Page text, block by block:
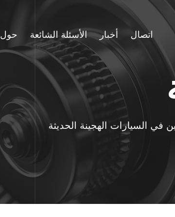
حول الأسئلة الشائعة أخبار اتصال
في السيارات الهجينة الحديثة